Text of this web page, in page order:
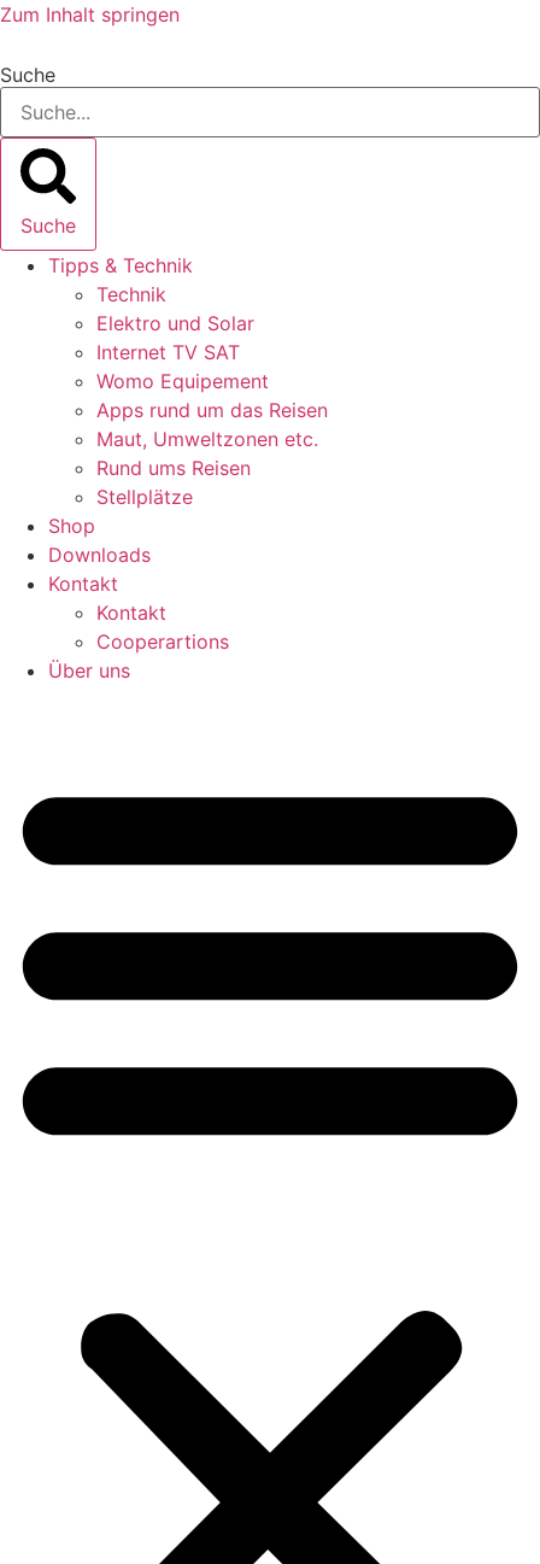
Zum Inhalt springen
Suche
Suche
Tipps & Technik
Technik
Elektro und Solar
Internet TV SAT
Womo Equipement
Apps rund um das Reisen
Maut, Umweltzonen etc.
Rund ums Reisen
Stellplätze
Shop
Downloads
Kontakt
Kontakt
Cooperartions
Über uns